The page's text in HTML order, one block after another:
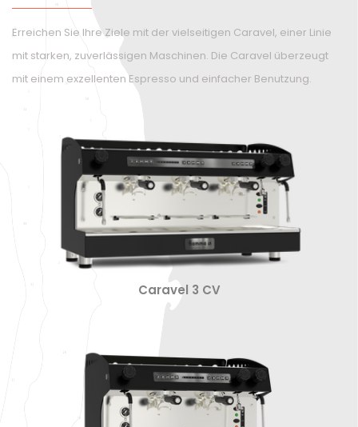
Erreichen Sie Ihre Ziele mit der vielseitigen Caravel, einer Linie
mit starken, zuverlässigen Maschinen. Die Caravel überzeugt
mit einem exzellenten Espresso und einfacher Benutzung.
Caravel 3 CV